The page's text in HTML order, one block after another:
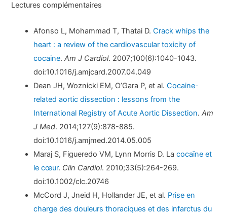
Lectures complémentaires
Afonso L, Mohammad T, Thatai D.Crack whips the
heart : a review of the cardiovascular toxicity of
cocaine.Am J Cardiol. 2007;100(6):1040-1043.
doi:10.1016/j.amjcard.2007.04.049
Dean JH, Woznicki EM, O’Gara P, et al.Cocaine-
related aortic dissection : lessons from the
International Registry of Acute Aortic Dissection.Am
J Med. 2014;127(9):878-885.
doi:10.1016/j.amjmed.2014.05.005
Maraj S, Figueredo VM, Lynn Morris D. Lacocaïne et
le cœur. Clin Cardiol. 2010;33(5):264-269.
doi:10.1002/clc.20746
McCord J, Jneid H, Hollander JE, et al. Prise en
charge des douleurs thoraciques et des infarctus du